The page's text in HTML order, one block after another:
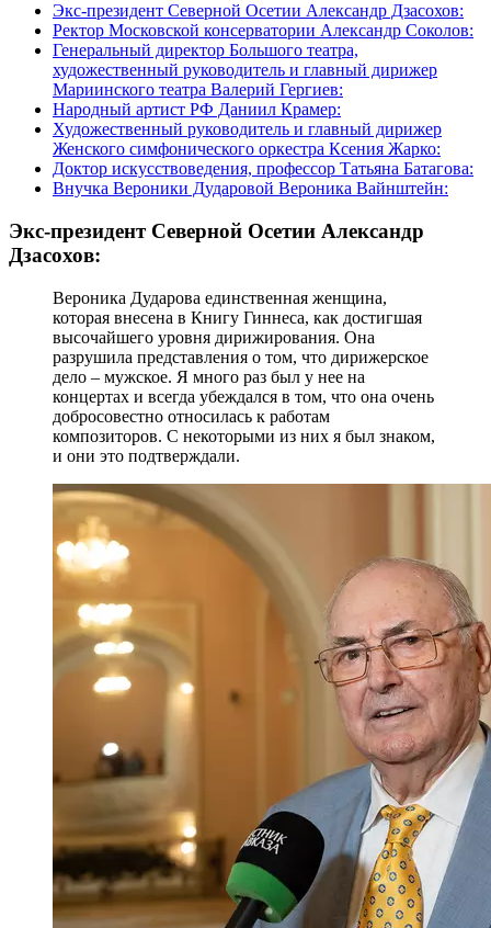
Экс-президент Северной Осетии Александр Дзасохов:
Ректор Московской консерватории Александр Соколов:
Генеральный директор Большого театра,
художественный руководитель и главный дирижер
Мариинского театра Валерий Гергиев:
Народный артист РФ Даниил Крамер:
Художественный руководитель и главный дирижер
Женского симфонического оркестра Ксения Жарко:
Доктор искусствоведения, профессор Татьяна Батагова:
Внучка Вероники Дударовой Вероника Вайнштейн:
Экс-президент Северной Осетии Александр
Дзасохов:
Вероника Дударова единственная женщина,
которая внесена в Книгу Гиннеса, как достигшая
высочайшего уровня дирижирования. Она
разрушила представления о том, что дирижерское
дело – мужское. Я много раз был у нее на
концертах и всегда убеждался в том, что она очень
добросовестно относилась к работам
композиторов. С некоторыми из них я был знаком,
и они это подтверждали.